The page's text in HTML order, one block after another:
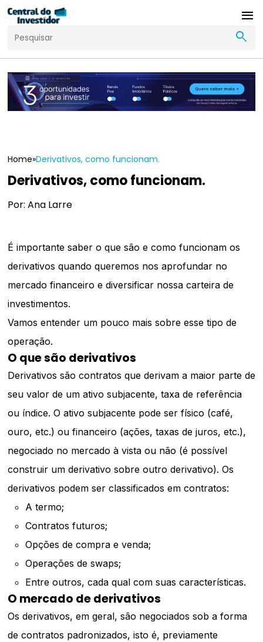
menu
search
Home»Derivativos, como funcionam.
Derivativos, como funcionam.
Por: Ana Larre
É importante saber o que são e como funcionam os
derivativos quando queremos nos aprofundar no
mercado financeiro e diversificar nossa carteira de
investimentos.
Vamos entender um pouco mais sobre esse tipo de
operação.
O que são derivativos
Derivativos são contratos que derivam a maior parte de
seu valor de um ativo subjacente, taxa de referência
ou índice. O ativo subjacente pode ser físico (café,
ouro, etc.) ou financeiro (ações, taxas de juros, etc.),
negociado no mercado à vista ou não (é possível
construir um derivativo sobre outro derivativo). Os
derivativos podem ser classificados em contratos:
A termo;
Contratos futuros;
Opções de compra e venda;
Operações de swaps;
Entre outros, cada qual com suas características.
O mercado de derivativos
Os derivativos, em geral, são negociados sob a forma
de contratos padronizados, isto é, previamente